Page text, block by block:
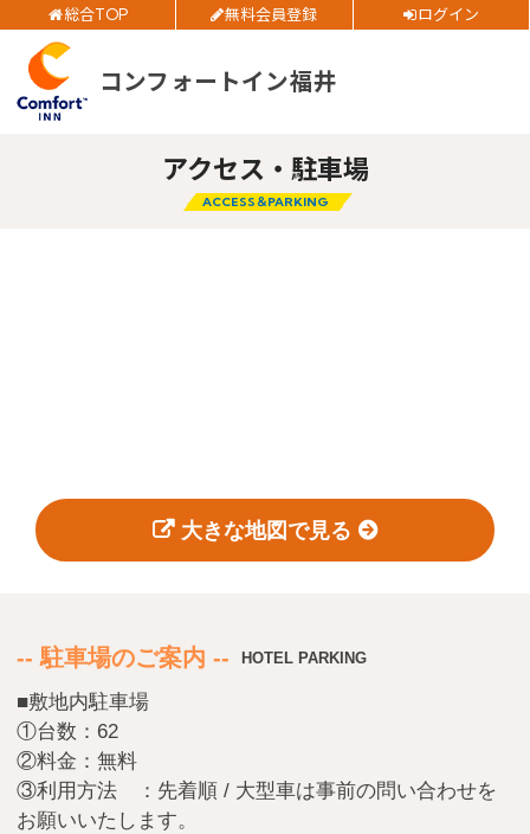
総合TOP 無料会員登録 ログイン
コンフォートイン福井
全プランお得
チェックイン日
チェックアウト日
会員登録 ログイン
特別優待会員様 交通＋宿泊プラン
アクセス・駐車場
ACCESS＆PARKING
大きな地図で見る
-- 駐車場のご案内 -- HOTEL PARKING
■敷地内駐車場
①台数：62
②料金：無料
③利用方法 ：先着順 / 大型車は事前の問い合わせを
お願いいたします。